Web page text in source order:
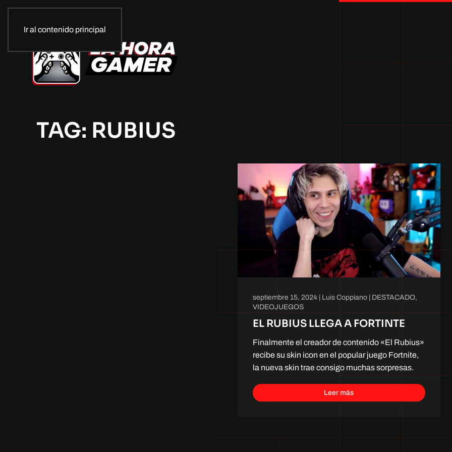
Ir al contenido principal
TAG: RUBIUS
septiembre 15, 2024 | Luis Coppiano | DESTACADO,
VIDEOJUEGOS
EL RUBIUS LLEGA A FORTINTE
Finalmente el creador de contenido «El Rubius»
recibe su skin icon en el popular juego Fortnite,
la nueva skin trae consigo muchas sorpresas.
Leer más